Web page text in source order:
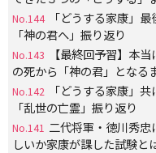
No.144
「どうする家康」
「神の君へ」振り返り
No.143
【最終回予習】本
の死から「神の君」となる
No.142
「どうする家康」
「乱世の亡霊」振り返り
No.141 二代将軍・徳川秀
しいか家康が課した試験と